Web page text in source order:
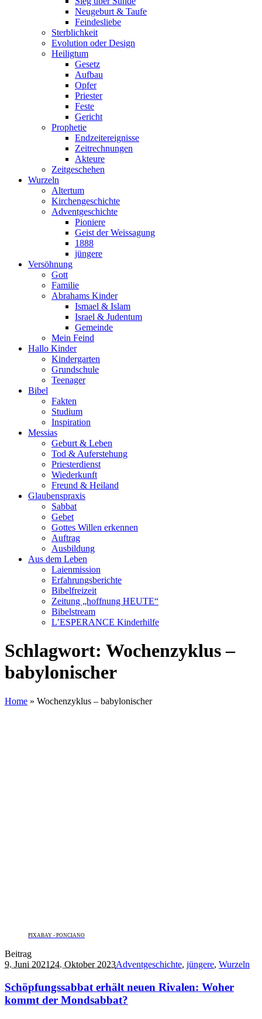
Neugeburt & Taufe
Feindesliebe
Sterblichkeit
Evolution oder Design
Heiligtum
Gesetz
Aufbau
Opfer
Priester
Feste
Gericht
Prophetie
Endzeitereignisse
Zeitrechnungen
Akteure
Zeitgeschehen
Wurzeln
Altertum
Kirchengeschichte
Adventgeschichte
Pioniere
Geist der Weissagung
1888
jüngere
Versöhnung
Gott
Familie
Abrahams Kinder
Ismael & Islam
Israel & Judentum
Gemeinde
Mein Feind
Hallo Kinder
Kindergarten
Grundschule
Teenager
Bibel
Fakten
Studium
Inspiration
Messias
Geburt & Leben
Tod & Auferstehung
Priesterdienst
Wiederkunft
Freund & Heiland
Glaubenspraxis
Sabbat
Gebet
Gottes Willen erkennen
Auftrag
Ausbildung
Aus dem Leben
Laienmission
Erfahrungsberichte
Bibelfreizeit
Zeitung „hoffnung HEUTE“
Bibelstream
L’ESPERANCE Kinderhilfe
Schlagwort: Wochenzyklus –
babylonischer
Home » Wochenzyklus – babylonischer
PIXABAY - PONCIANO
Beitrag
9. Juni 2021 24. Oktober 2023Adventgeschichte, jüngere, Wurzeln
Schöpfungssabbat erhält neuen Rivalen: Woher
kommt der Mondsabbat?